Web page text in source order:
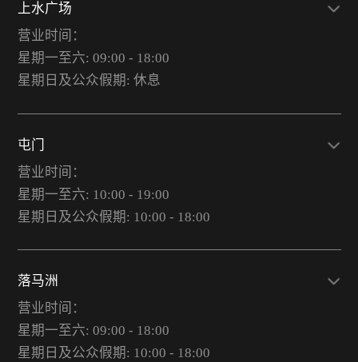
上水广场
营业时间：
星期一至六: 09:00 - 18:00
星期日及公众假期: 休息
屯门
营业时间：
星期一至六: 10:00 - 19:00
星期日及公众假期: 10:00 - 18:00
落马洲
营业时间：
星期一至六: 09:00 - 18:00
星期日及公众假期: 10:00 - 18:00